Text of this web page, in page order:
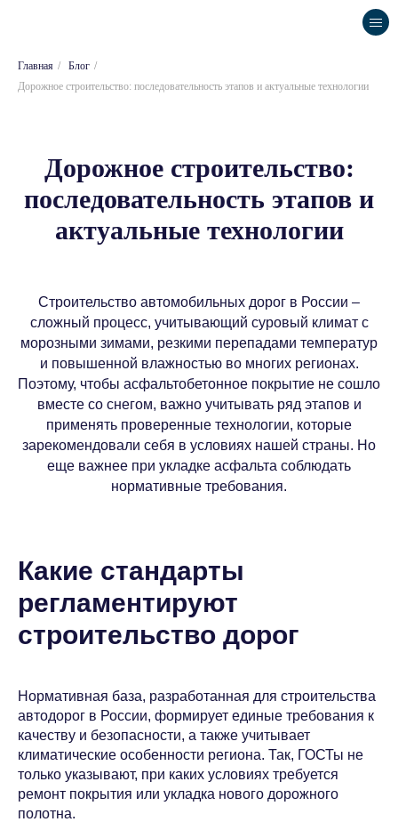
Главная / Блог /
Дорожное строительство: последовательность этапов и актуальные технологии
Дорожное строительство:
последовательность этапов и
актуальные технологии
Строительство автомобильных дорог в России –
сложный процесс, учитывающий суровый климат с
морозными зимами, резкими перепадами температур
и повышенной влажностью во многих регионах.
Поэтому, чтобы асфальтобетонное покрытие не сошло
вместе со снегом, важно учитывать ряд этапов и
применять проверенные технологии, которые
зарекомендовали себя в условиях нашей страны. Но
еще важнее при укладке асфальта соблюдать
нормативные требования.
Какие стандарты
регламентируют
строительство дорог
Нормативная база, разработанная для строительства
автодорог в России, формирует единые требования к
качеству и безопасности, а также учитывает
климатические особенности региона. Так, ГОСТы не
только указывают, при каких условиях требуется
ремонт покрытия или укладка нового дорожного
полотна.